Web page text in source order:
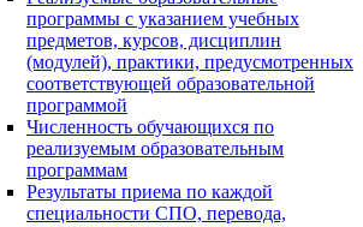
программы с указанием учебных
предметов, курсов, дисциплин
(модулей), практики, предусмотренных
соответствующей образовательной
программой
Численность обучающихся по
реализуемым образовательным
программам
Результаты приема по каждой
специальности СПО, перевода,